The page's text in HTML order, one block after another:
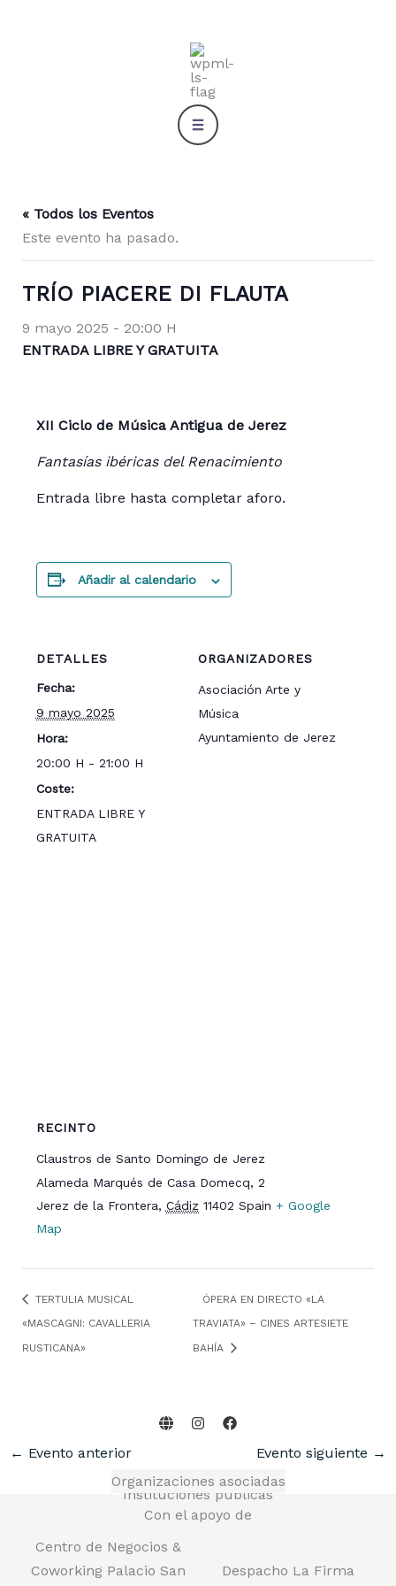
« Todos los Eventos
Este evento ha pasado.
TRÍO PIACERE DI FLAUTA
9 mayo 2025 - 20:00 H
ENTRADA LIBRE Y GRATUITA
XII Ciclo de Música Antigua de Jerez
Fantasías ibéricas del Renacimiento
Entrada libre hasta completar aforo.
Añadir al calendario
DETALLES
Fecha:
9 mayo 2025
Hora:
20:00 H - 21:00 H
Coste:
ENTRADA LIBRE Y
GRATUITA
ORGANIZADORES
Asociación Arte y
Música
Ayuntamiento de Jerez
RECINTO
Claustros de Santo Domingo de Jerez
Alameda Marqués de Casa Domecq, 2
Jerez de la Frontera, Cádiz 11402 Spain + Google
Map
TERTULIA MUSICAL
«MASCAGNI: CAVALLERIA
RUSTICANA»
ÓPERA EN DIRECTO «LA
TRAVIATA» – CINES ARTESIETE
BAHÍA
← Evento anterior Evento siguiente →
Con el apoyo de
Instituciones públicas
Organizaciones asociadas
Centro de Negocios &
Coworking Palacio San
Despacho La Firma